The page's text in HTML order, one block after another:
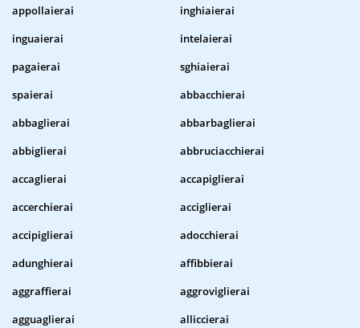
appollaierai
inghiaierai
inguaierai
intelaierai
pagaierai
sghiaierai
spaierai
abbacchierai
abbaglierai
abbarbaglierai
abbiglierai
abbruciacchierai
accaglierai
accapiglierai
accerchierai
acciglierai
accipiglierai
adocchierai
adunghierai
affibbierai
aggraffierai
aggroviglierai
agguaglierai
alliccierai